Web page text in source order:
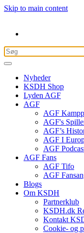
Skip to main content
Nyheder
KSDH Shop
Lyden AGF
AGF
AGF
AGF's
AGF’s
AGF I
AGF
AGF Fans
AGF Tifo
AGF
Blogs
Om KSDH
Partnerklub
KSDH.dk
Kontakt
Cookie- og